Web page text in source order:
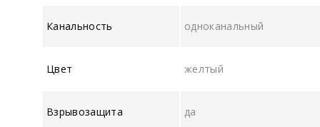
Канальность одноканальный
Цвет желтый
Взрывозащита да